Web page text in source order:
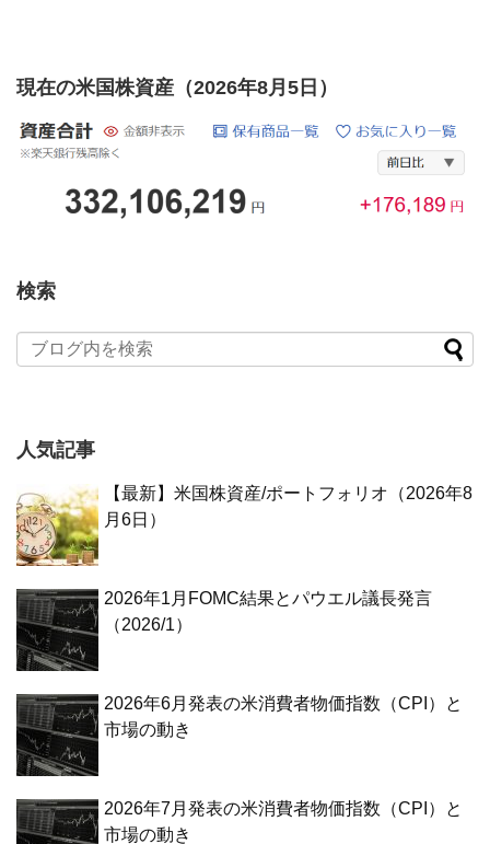
現在の米国株資産（2026年8月5日）
検索
人気記事
【最新】米国株資産/ポートフォリオ（2026年8
月6日）
2026年1月FOMC結果とパウエル議長発言
（2026/1）
2026年6月発表の米消費者物価指数（CPI）と
市場の動き
2026年7月発表の米消費者物価指数（CPI）と
市場の動き